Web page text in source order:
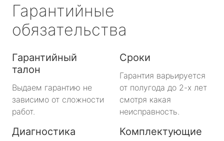
Гарантийные
обязательства
Гарантийный
талон
Выдаем гарантию не
зависимо от сложности
работ.
Сроки
Гарантия варьируется
от полугода до 2-х лет
смотря какая
неисправность.
Диагностика Комплектующие